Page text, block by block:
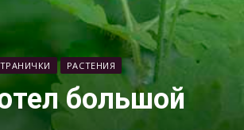
РАСТЕНИЯ
большой